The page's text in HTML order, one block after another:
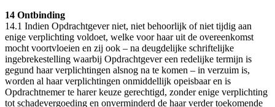
14 Ontbinding
14.1 Indien Opdrachtgever niet, niet behoorlijk of niet tijdig aan
enige verplichting voldoet, welke voor haar uit de overeenkomst
mocht voortvloeien en zij ook – na deugdelijke schriftelijke
ingebrekestelling waarbij Opdrachtgever een redelijke termijn is
gegund haar verplichtingen alsnog na te komen – in verzuim is,
worden al haar verplichtingen onmiddellijk opeisbaar en is
Opdrachtnemer te harer keuze gerechtigd, zonder enige verplichting
tot schadevergoeding en onverminderd de haar verder toekomende